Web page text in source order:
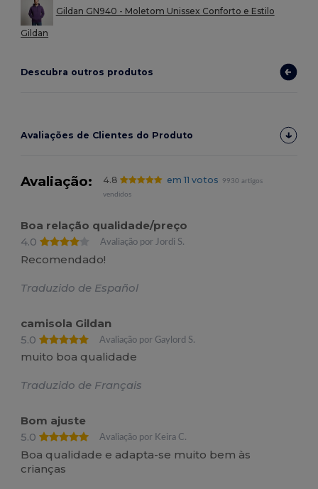
Gildan GN940 - Moletom Unissex Conforto e Estilo
Gildan
Descubra outros produtos
Avaliações de Clientes do Produto
Avaliação: 4.8 em 11 votos
9930 artigos
vendidos
Boa relação qualidade/preço
4.0
Avaliação por Jordi S.
Recomendado!
Traduzido de Español
camisola Gildan
5.0
Avaliação por Gaylord S.
muito boa qualidade
Traduzido de Français
Bom ajuste
5.0
Avaliação por Keira C.
Boa qualidade e adapta-se muito bem às
crianças